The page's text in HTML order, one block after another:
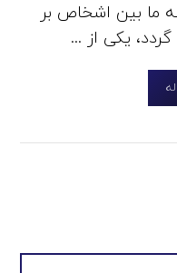
ما بین اشخاص بر
یکی از ...